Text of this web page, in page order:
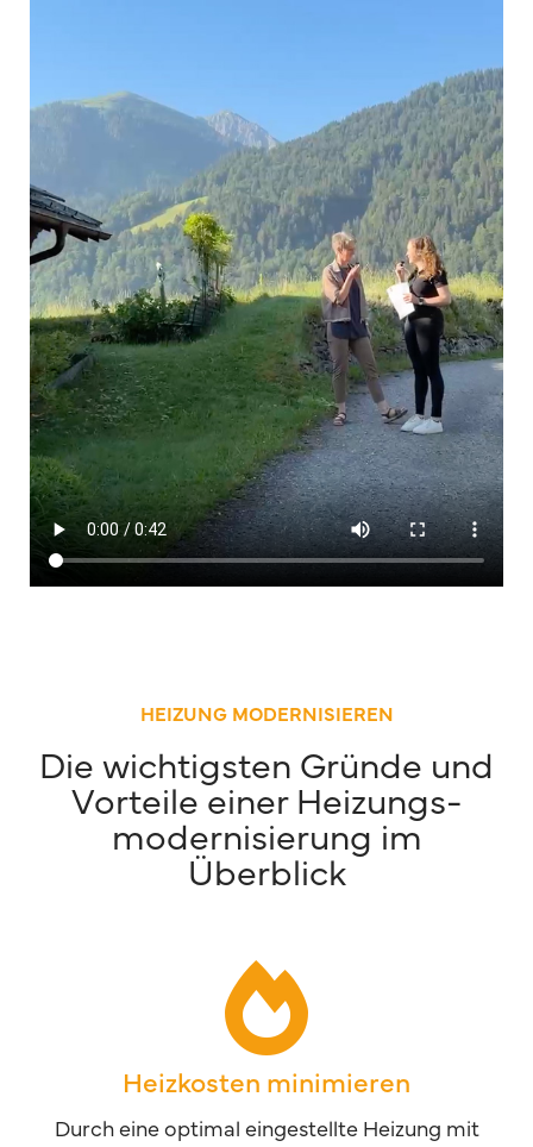
HEIZUNG MODERNISIEREN
Die wichtigsten Gründe und
Vorteile einer Heizungs-
modernisierung im
Überblick
Heizkosten minimieren
Durch eine optimal eingestellte Heizung mit